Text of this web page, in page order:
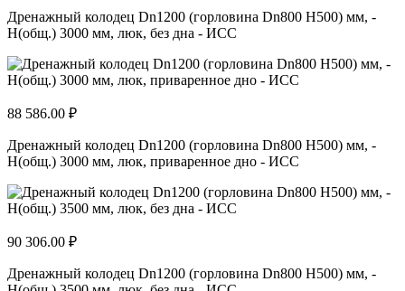
Дренажный колодец Dn1200 (горловина Dn800 H500) мм, -
H(общ.) 3000 мм, люк, без дна - ИСС
88 586.00 ₽
Дренажный колодец Dn1200 (горловина Dn800 H500) мм, -
H(общ.) 3000 мм, люк, приваренное дно - ИСС
90 306.00 ₽
Дренажный колодец Dn1200 (горловина Dn800 H500) мм, -